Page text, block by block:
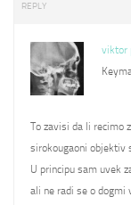
REPLY
viktor
To zavisi da li recimo
sirokougaoni objektiv
U principu sam uvek
ali ne radi se o dogmi